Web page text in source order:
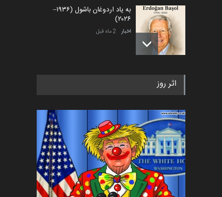
به یاد اردوغان باشول (۱۹۳۶–
۲۰۲۶)
اخبار 2 ماه قبل
رویداد کارگاهی کارتون و پوستر
اخبار 5 ماه قبل
فراخوان رویداد کارگاهی کارتون و
پوستر "ایران سربل…
اخبار 6 ماه قبل
اثر روز